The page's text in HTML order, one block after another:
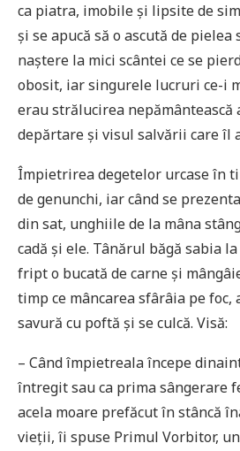
ca piatra, imobile și lipsite de
și se apucă să o ascută de
naștere la mici scântei ce se
obosit, iar singurele lucruri ce-i
erau strălucirea
depărtare și visul salvării care îl
Împietrirea degetelor urcase în
de genunchi, iar când se
din sat, unghiile de la mâna
cadă și ele. Tânărul băgă sabia
fript o bucată de carne și
timp ce mâncarea sfârâia pe foc,
savură cu poftă și se culcă. Visă:
– Când împietreala începe
întregit sau ca prima sângerare
acela moare prefăcut în stâncă
vieții, îi spuse Primul Vorbitor,